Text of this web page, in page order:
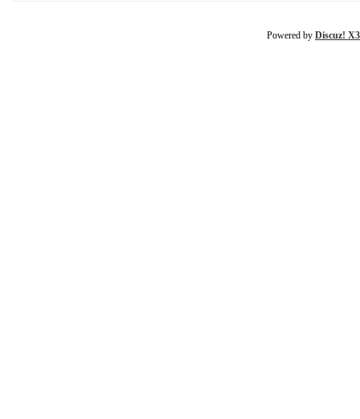
Powered by Discuz!